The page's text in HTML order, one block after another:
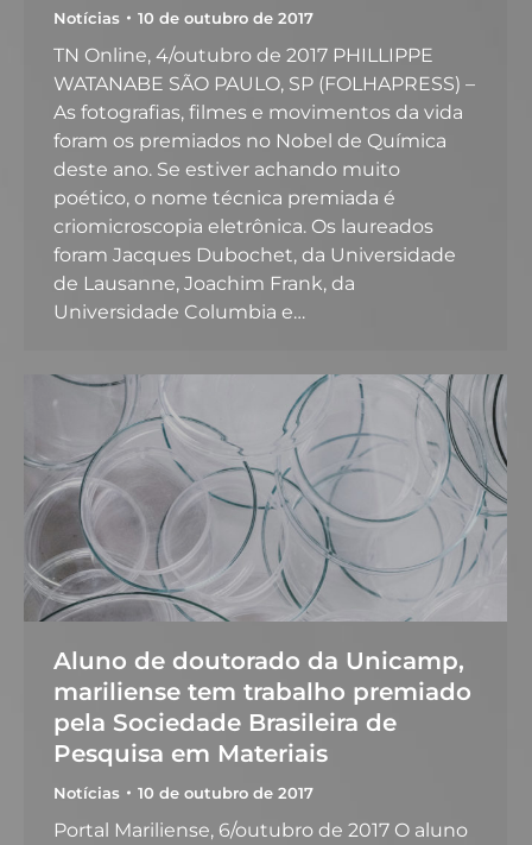
Notícias 10 de outubro de 2017
TN Online, 4/outubro de 2017 PHILLIPPE
WATANABE SÃO PAULO, SP (FOLHAPRESS) –
As fotografias, filmes e movimentos da vida
foram os premiados no Nobel de Química
deste ano. Se estiver achando muito
poético, o nome técnica premiada é
criomicroscopia eletrônica. Os laureados
foram Jacques Dubochet, da Universidade
de Lausanne, Joachim Frank, da
Universidade Columbia e…
Aluno de doutorado da Unicamp,
mariliense tem trabalho premiado
pela Sociedade Brasileira de
Pesquisa em Materiais
Notícias 10 de outubro de 2017
Portal Mariliense, 6/outubro de 2017 O aluno